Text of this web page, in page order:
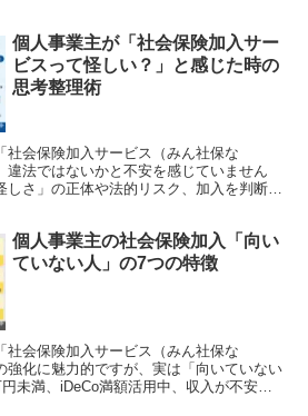
個人事業主が「社会保険加入サー
ビスって怪しい？」と感じた時の
思考整理術
社会保険加入サービス（みん社保な
違法ではないかと不安を感じていません
さ」の正体や法的リスク、加入を判断す
個人事業主の社会保険加入「向い
ていない人」の7つの特徴
社会保険加入サービス（みん社保な
強化に魅力的ですが、実は「向いていない
未満、iDeCo満額活用中、収入が不安定